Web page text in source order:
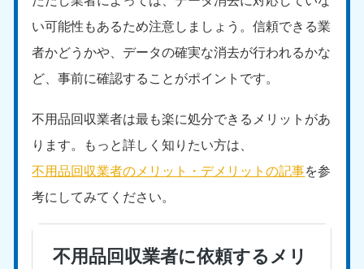
い可能性もあるため注意しましょう。信頼できる業
者かどうかや、データの確実な消去が行われるかな
ど、事前に確認することがポイントです。
不用品回収業者は最も楽に処分できるメリットがあ
ります。もっと詳しく知りたい方は、
不用品回収業者のメリット・デメリットの記事を参
考にしてみてください。